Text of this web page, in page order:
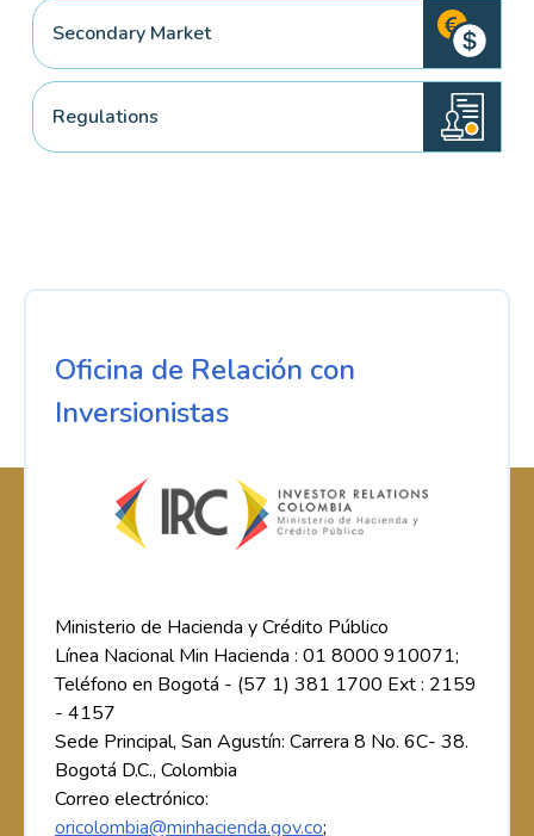
Secondary Market
Regulations
Oficina de Relación con
Inversionistas
Ministerio de Hacienda y Crédito Público
Línea Nacional Min Hacienda : 01 8000 910071;
Teléfono en Bogotá - (57 1) 381 1700 Ext : 2159
- 4157
Sede Principal, San Agustín: Carrera 8 No. 6C- 38.
Bogotá D.C., Colombia
Correo electrónico:
oricolombia@minhacienda.gov.co;